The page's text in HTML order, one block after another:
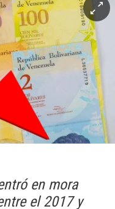
en mora
el 2017 y